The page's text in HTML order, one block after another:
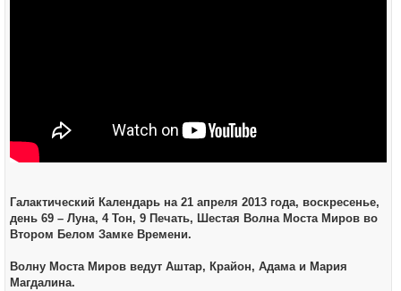
Галактический Календарь на 21 апреля 2013 года, воскресенье,
день 69 – Луна, 4 Тон, 9 Печать, Шестая Волна Моста Миров во
Втором Белом Замке Времени.
Волну Моста Миров ведут Аштар, Крайон, Адама и Мария
Магдалина.